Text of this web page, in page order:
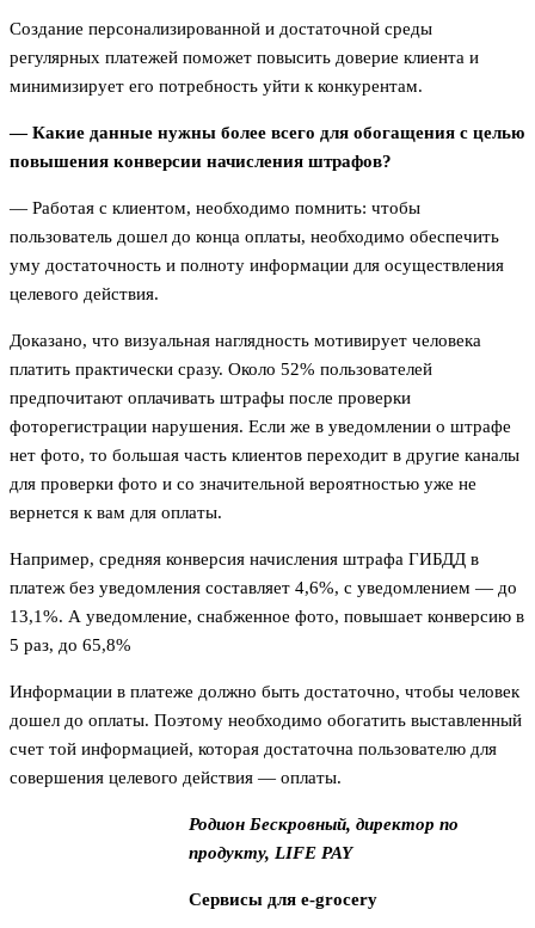
Создание персонализированной и достаточной среды
регулярных платежей поможет повысить доверие клиента и
минимизирует его потребность уйти к конкурентам.
— Какие данные нужны более всего для обогащения с целью
повышения конверсии начисления штрафов?
— Работая с клиентом, необходимо помнить: чтобы
пользователь дошел до конца оплаты, необходимо обеспечить
уму достаточность и полноту информации для осуществления
целевого действия.
Доказано, что визуальная наглядность мотивирует человека
платить практически сразу. Около 52% пользователей
предпочитают оплачивать штрафы после проверки
фоторегистрации нарушения. Если же в уведомлении о штрафе
нет фото, то большая часть клиентов переходит в другие каналы
для проверки фото и со значительной вероятностью уже не
вернется к вам для оплаты.
Например, средняя конверсия начисления штрафа ГИБДД в
платеж без уведомления составляет 4,6%, с уведомлением — до
13,1%. А уведомление, снабженное фото, повышает конверсию в
5 раз, до 65,8%
Информации в платеже должно быть достаточно, чтобы человек
дошел до оплаты. Поэтому необходимо обогатить выставленный
счет той информацией, которая достаточна пользователю для
совершения целевого действия — оплаты.
Родион Бескровный, директор по
продукту, LIFE PAY
Сервисы для e-grocery